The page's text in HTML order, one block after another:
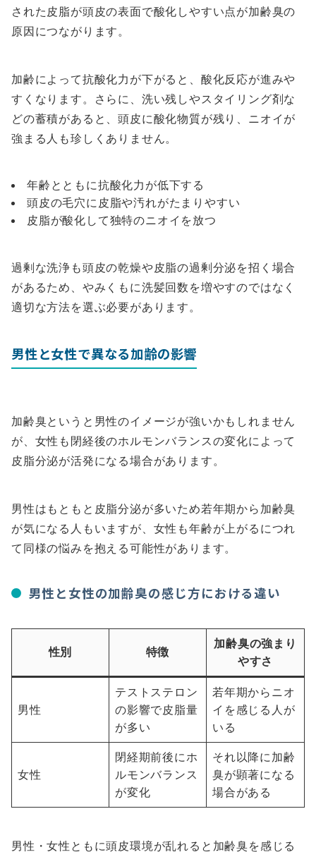
された皮脂が頭皮の表面で酸化しやすい点が加齢臭の
原因につながります。
加齢によって抗酸化力が下がると、酸化反応が進みや
すくなります。さらに、洗い残しやスタイリング剤な
どの蓄積があると、頭皮に酸化物質が残り、ニオイが
強まる人も珍しくありません。
年齢とともに抗酸化力が低下する
頭皮の毛穴に皮脂や汚れがたまりやすい
皮脂が酸化して独特のニオイを放つ
過剰な洗浄も頭皮の乾燥や皮脂の過剰分泌を招く場合
があるため、やみくもに洗髪回数を増やすのではなく
適切な方法を選ぶ必要があります。
男性と女性で異なる加齢の影響
加齢臭というと男性のイメージが強いかもしれません
が、女性も閉経後のホルモンバランスの変化によって
皮脂分泌が活発になる場合があります。
男性はもともと皮脂分泌が多いため若年期から加齢臭
が気になる人もいますが、女性も年齢が上がるにつれ
て同様の悩みを抱える可能性があります。
男性と女性の加齢臭の感じ方における違い
性別 特徴
加齢臭の強まり
やすさ
男性
テストステロン
の影響で皮脂量
が多い
若年期からニオ
イを感じる人が
いる
女性
閉経期前後にホ
ルモンバランス
が変化
それ以降に加齢
臭が顕著になる
場合がある
男性・女性ともに頭皮環境が乱れると加齢臭を感じる